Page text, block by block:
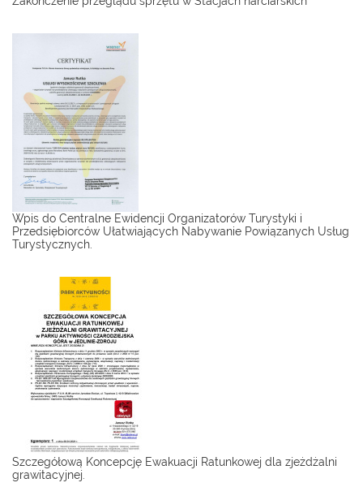
Wpis do Centralne Ewidencji Organizatorów Turystyki i
Przedsiębiorców Ułatwiających Nabywanie Powiązanych Usług
Turystycznych.
Szczegółową Koncepcję Ewakuacji Ratunkowej dla zjeżdżalni
grawitacyjnej.